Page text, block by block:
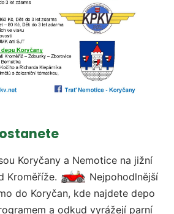
Koryčany a Nemotice na jižní
Kroměříže.
Nejpohodlnější
do Koryčan, kde najdete depo
a odkud vyrážejí parní